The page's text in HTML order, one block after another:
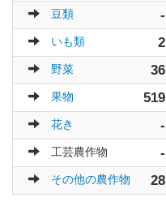
豆類 -
いも類 2
野菜 36
果物 519
花き -
工芸農作物 -
その他の農作物 28